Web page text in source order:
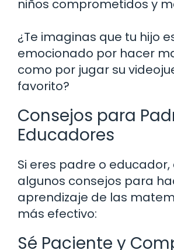
niños comprometidos y
¿Te imaginas que tu hijo
emocionado por hacer
como por jugar su
favorito?
Consejos para
Educadores
Si eres padre o
algunos consejos para
aprendizaje de las
más efectivo:
Sé Paciente y